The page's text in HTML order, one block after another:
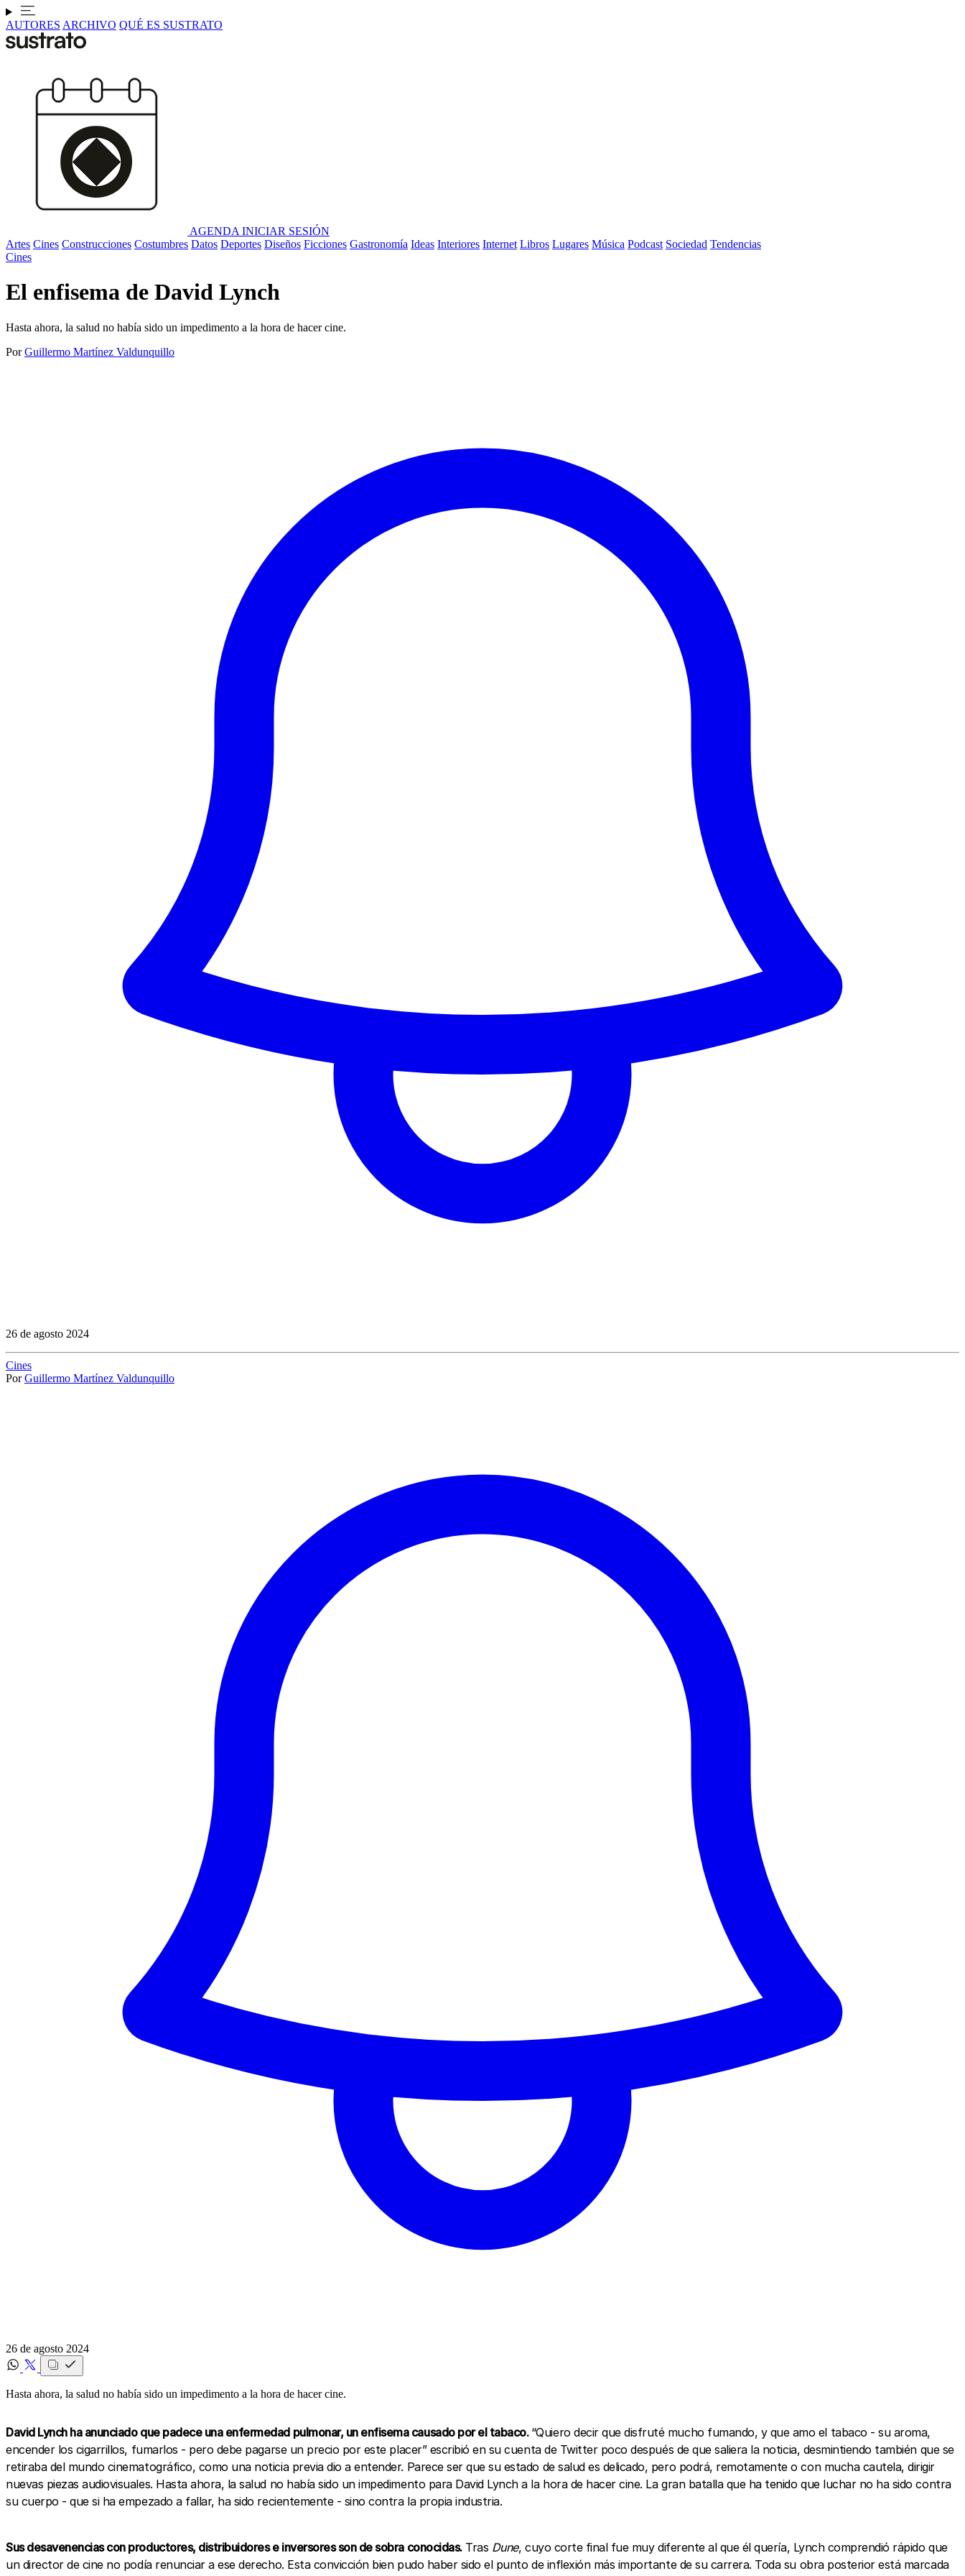
AUTORES ARCHIVO QUÉ ES SUSTRATO
AGENDA INICIAR SESIÓN
Artes Cines Construcciones Costumbres Datos Deportes Diseños Ficciones Gastronomía Ideas Interiores Internet Libros Lugares Música Podcast Sociedad Tendencias
Cines
El enfisema de David Lynch
Hasta ahora, la salud no había sido un impedimento a la hora de hacer cine.
Por Guillermo Martínez Valdunquillo
26 de agosto 2024
Cines
Por Guillermo Martínez Valdunquillo
26 de agosto 2024
Hasta ahora, la salud no había sido un impedimento a la hora de hacer cine.
David Lynch ha anunciado que padece una enfermedad pulmonar, un enfisema causado por el tabaco. “Quiero decir que disfruté mucho fumando, y que amo el tabaco - su aroma,
encender los cigarrillos, fumarlos - pero debe pagarse un precio por este placer” escribió en su cuenta de Twitter poco después de que saliera la noticia, desmintiendo también que se
retiraba del mundo cinematográfico, como una noticia previa dio a entender. Parece ser que su estado de salud es delicado, pero podrá, remotamente o con mucha cautela, dirigir
nuevas piezas audiovisuales. Hasta ahora, la salud no había sido un impedimento para David Lynch a la hora de hacer cine. La gran batalla que ha tenido que luchar no ha sido contra
su cuerpo - que si ha empezado a fallar, ha sido recientemente - sino contra la propia industria.
Sus desavenencias con productores, distribuidores e inversores son de sobra conocidas.Tras Dune, cuyo corte final fue muy diferente al que él quería, Lynch comprendió rápido que
un director de cine no podía renunciar a ese derecho. Esta convicción bien pudo haber sido el punto de inflexión más importante de su carrera. Toda su obra posterior está marcada